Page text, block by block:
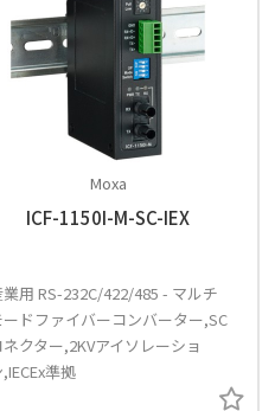
Moxa
ICF-1150I-M-SC-IEX
用 RS-232C/422/485 - マルチ
ドファイバーコンバーター,SC
クター,2KVアイソレーショ
準拠